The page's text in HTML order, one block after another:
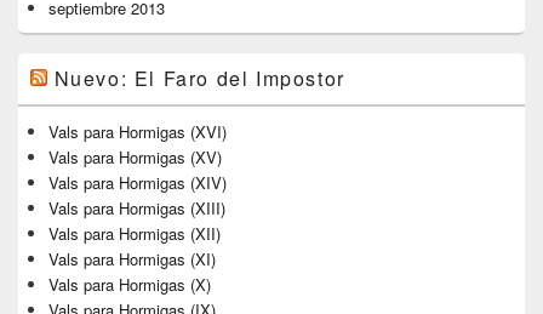
septiembre 2013
Nuevo: El Faro del Impostor
Vals para Hormigas (XVI)
Vals para Hormigas (XV)
Vals para Hormigas (XIV)
Vals para Hormigas (XIII)
Vals para Hormigas (XII)
Vals para Hormigas (XI)
Vals para Hormigas (X)